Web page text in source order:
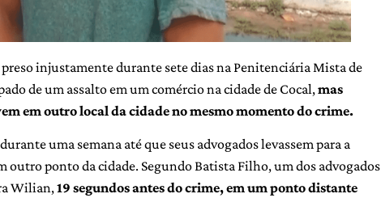
injustamente durante sete dias na Penitenciária Mista de
de um assalto em um comércio na cidade de Cocal, mas
em outro local da cidade no mesmo momento do crime.
uma semana até que seus advogados levassem para a
outro ponto da cidade. Segundo Batista Filho, um dos advogados
Wilian, 19 segundos antes do crime, em um ponto distante